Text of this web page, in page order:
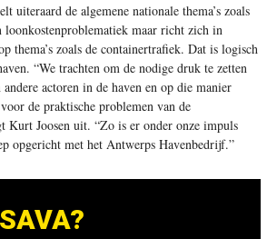
uiteraard de algemene nationale thema’s zoals
loonkostenproblematiek maar richt zich in
thema’s zoals de containertrafiek. Dat is logisch
“We trachten om de nodige druk te zetten
actoren in de haven en op die manier
de praktische problemen van de
Kurt Joosen uit. “Zo is er onder onze impuls
opgericht met het Antwerps Havenbedrijf.”